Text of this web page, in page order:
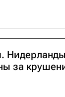
Нидерланды
за